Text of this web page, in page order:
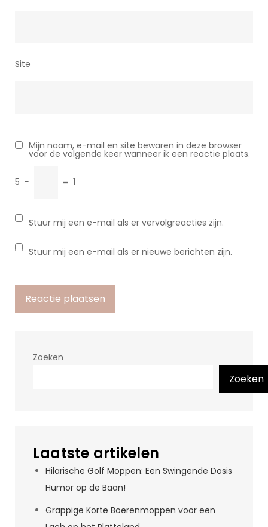
Site
Mijn naam, e-mail en site bewaren in deze browser
voor de volgende keer wanneer ik een reactie plaats.
5 − = 1
Stuur mij een e-mail als er vervolgreacties zijn.
Stuur mij een e-mail als er nieuwe berichten zijn.
Zoeken
Zoeken
Laatste artikelen
Hilarische Golf Moppen: Een Swingende Dosis
Humor op de Baan!
Grappige Korte Boerenmoppen voor een